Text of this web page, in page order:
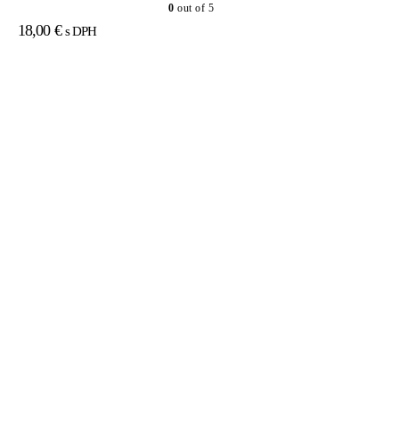
0 out of 5
18,00 € s DPH